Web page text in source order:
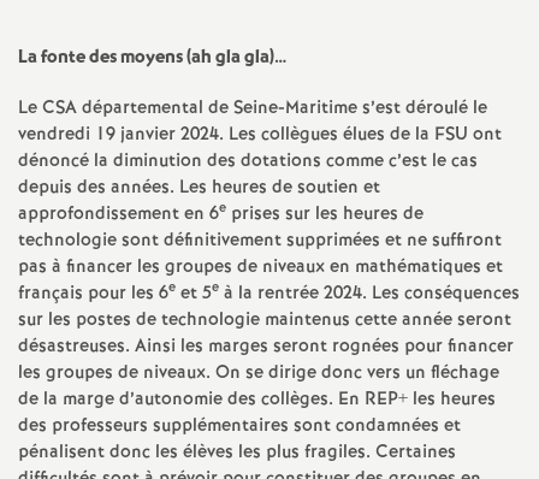
i
o
n
a
l
d
La fonte des moyens (ah gla gla)…
Le CSA départemental de Seine-Maritime s’est déroulé le
vendredi 19 janvier 2024. Les collègues élu­es de la FSU ont
dénoncé la diminution des dotations comme c’est le cas
depuis des années. Les heures de soutien et
approfondissement en 6e prises sur les heures de
technologie sont définitivement supprimées et ne suffiront
pas à financer les groupes de niveaux en mathématiques et
français pour les 6e et 5e à la rentrée 2024. Les conséquences
sur les postes de technologie maintenus cette année seront
désastreuses. Ainsi les marges seront rognées pour financer
les groupes de niveaux. On se dirige donc vers un fléchage
de la marge d’autonomie des collèges. En REP+ les heures
des professeurs supplémentaires sont condamnées et
pénalisent donc les élèves les plus fragiles. Certaines